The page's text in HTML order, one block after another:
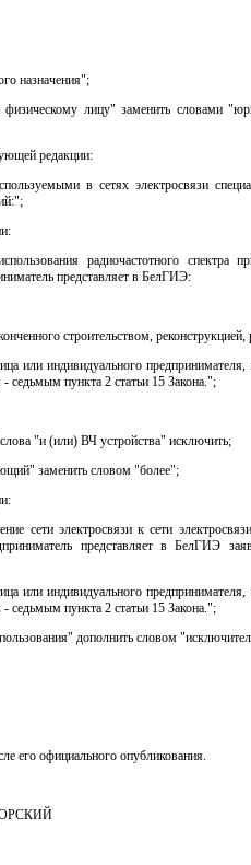
назначения";
лицу" заменить словами
редакции:
в сетях электросвязи
радиочастотного спектра
представляет в БелГИЭ:
строительством, реконструкцией,
или индивидуального предпринимателя,
седьмым пункта 2 статьи 15 Закона.";
слова "и (или) ВЧ устройства" исключить;
заменить словом "более";
сети электросвязи к сети
представляет в БелГИЭ
или индивидуального предпринимателя,
седьмым пункта 2 статьи 15 Закона.";
дополнить словом
его официального опубликования.